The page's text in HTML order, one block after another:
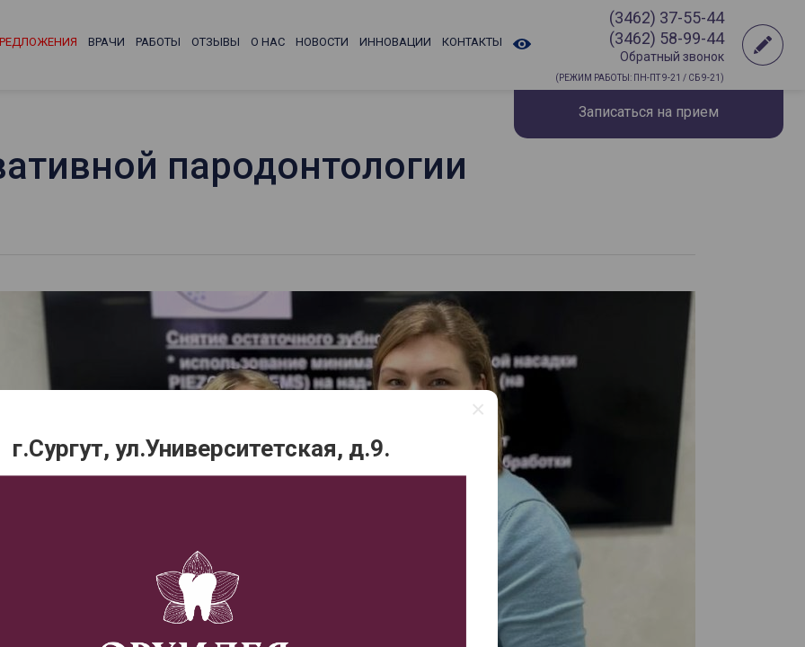
г.Сургут, ул.Университетская, д.9.
×
ВРАЧИ РАБОТЫ ОТЗЫВЫ О НАС НОВОСТИ ИННОВАЦИИ КОНТАКТЫ
(3462) 37-55-44
(3462) 58-99-44
Обратный звонок
(РЕЖИМ РАБОТЫ: ПН-ПТ 9-21 / СБ 9-21)
Записаться на прием
пародонтологии